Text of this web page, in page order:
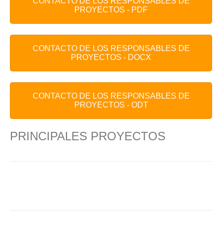
PROYECTOS - PDF
CONTACTO DE LOS RESPONSABLES DE
PROYECTOS - DOCX
CONTACTO DE LOS RESPONSABLES DE
PROYECTOS - ODT
PRINCIPALES PROYECTOS